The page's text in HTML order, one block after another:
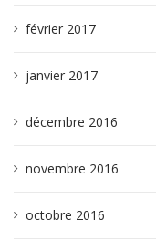
février 2017
janvier 2017
décembre 2016
novembre 2016
octobre 2016